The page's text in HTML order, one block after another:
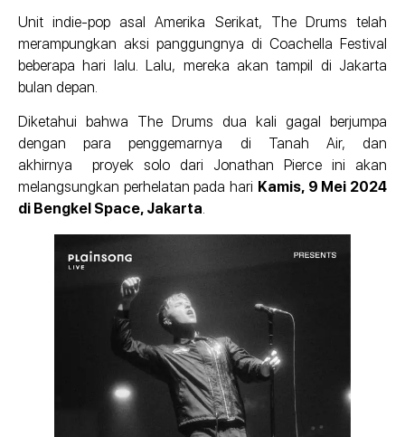
Unit indie-pop asal Amerika Serikat, The Drums telah
merampungkan aksi panggungnya di Coachella Festival
beberapa hari lalu. Lalu, mereka akan tampil di Jakarta
bulan depan.
Diketahui bahwa The Drums dua kali gagal berjumpa
dengan para penggemarnya di Tanah Air, dan
akhirnya proyek solo dari Jonathan Pierce ini akan
melangsungkan perhelatan pada hari Kamis, 9 Mei 2024
di Bengkel Space, Jakarta.